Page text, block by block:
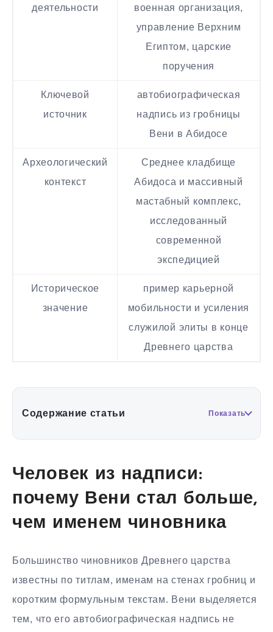
деятельности
военная организация,
управление Верхним
Египтом, царские
поручения
Ключевой
источник
автобиографическая
надпись из гробницы
Вени в Абидосе
Археологический
контекст
Среднее кладбище
Абидоса и массивный
мастабный комплекс,
исследованный
современной
экспедицией
Историческое
значение
пример карьерной
мобильности и усиления
служилой элиты в конце
Древнего царства
Содержание статьи Показать
Человек из надписи:
почему Вени стал больше,
чем именем чиновника
Большинство чиновников Древнего царства
известны по титлам, именам на стенах гробниц и
коротким формульным текстам. Вени выделяется
тем, что его автобиографическая надпись не